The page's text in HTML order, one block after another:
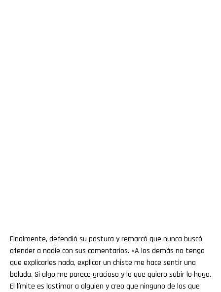
Finalmente, defendió su postura y remarcó que nunca buscó
ofender a nadie con sus comentarios. «A los demás no tengo
que explicarles nada, explicar un chiste me hace sentir una
boluda. Si algo me parece gracioso y lo que quiero subir lo hago.
El límite es lastimar a alguien y creo que ninguno de los que